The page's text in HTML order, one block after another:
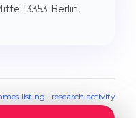
13353 Berlin,
listing · research activity